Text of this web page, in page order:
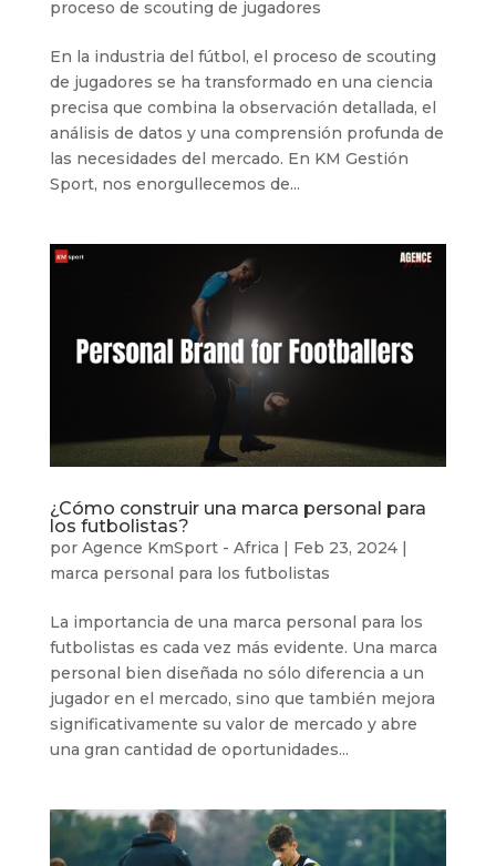
proceso de scouting de jugadores
En la industria del fútbol, el proceso de scouting
de jugadores se ha transformado en una ciencia
precisa que combina la observación detallada, el
análisis de datos y una comprensión profunda de
las necesidades del mercado. En KM Gestión
Sport, nos enorgullecemos de...
¿Cómo construir una marca personal para
los futbolistas?
por Agence KmSport - Africa | Feb 23, 2024|
marca personal para los futbolistas
La importancia de una marca personal para los
futbolistas es cada vez más evidente. Una marca
personal bien diseñada no sólo diferencia a un
jugador en el mercado, sino que también mejora
significativamente su valor de mercado y abre
una gran cantidad de oportunidades...